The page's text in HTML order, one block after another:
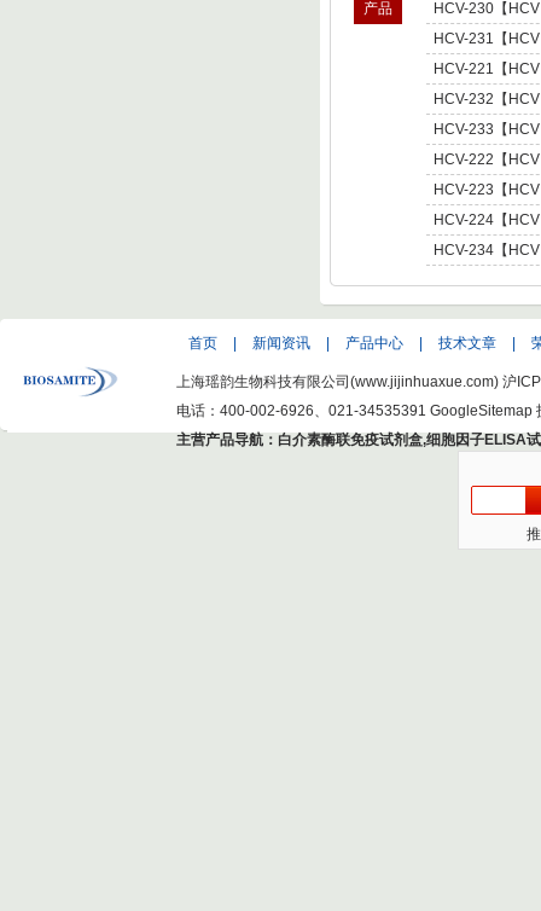
产品
HCV-230【
型肝炎病毒
Hepatitis C
HCV-231【
型肝炎病毒
Hepatitis C
HCV-221【
肝炎病毒NS5,
C Virus NS5
HCV-232【
型肝炎病毒
Hepatitis C
HCV-233【
型肝炎病毒
Hepatitis C
HCV-222【
肝炎病毒NS5,
C Virus NS5
HCV-223【
肝炎病毒NS5,
C Virus NS5
HCV-224【
肝炎病毒NS5,
HCV-234【
Hepatitis C Virus
首页 新闻资讯 产品中心 技术文章
上海瑶韵生物科技有限公司(www.jijinhuaxue.com) 沪
电话：400-002-6926、021-34535391 GoogleSitemap
主营产品导航： 白介素酶联免疫试剂盒,细胞因子ELISA